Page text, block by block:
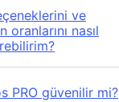
ve
oranlarını nasıl
PRO güvenilir mi?